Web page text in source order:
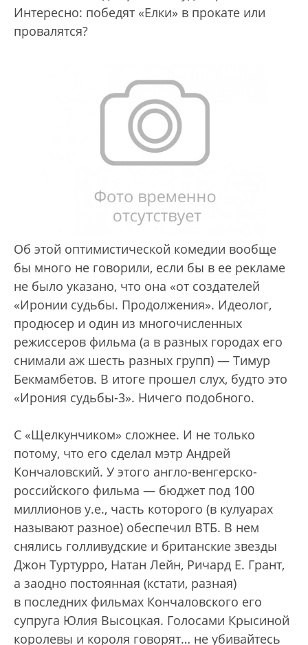
Интересно: победят «Елки» в прокате или
провалятся?
Об этой оптимистической комедии вообще
бы много не говорили, если бы в ее рекламе
не было указано, что она «от создателей
«Иронии судьбы. Продолжения». Идеолог,
продюсер и один из многочисленных
режиссеров фильма (а в разных городах его
снимали аж шесть разных групп) — Тимур
Бекмамбетов. В итоге прошел слух, будто это
«Ирония судьбы-3». Ничего подобного.
С «Щелкунчиком» сложнее. И не только
потому, что его сделал мэтр Андрей
Кончаловский. У этого англо-венгерско-
российского фильма — бюджет под 100
миллионов у.е., часть которого (в кулуарах
называют разное) обеспечил ВТБ. В нем
снялись голливудские и британские звезды
Джон Туртурро, Натан Лейн, Ричард Е. Грант,
а заодно постоянная (кстати, разная)
в последних фильмах Кончаловского его
супруга Юлия Высоцкая. Голосами Крысиной
королевы и короля говорят… не убивайтесь